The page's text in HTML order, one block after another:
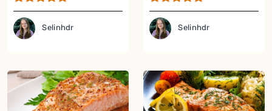
Selinhdr Selinhdr